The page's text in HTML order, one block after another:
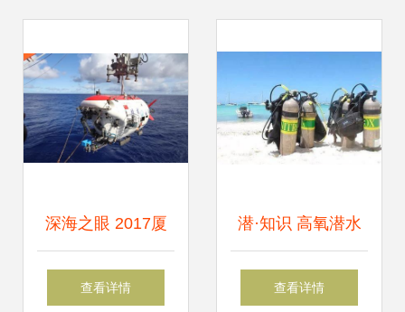
深海之眼 2017厦
门海洽会江苏海洋
查看详情
潜·知识 高氧潜水
——我一生难以释
查看详情